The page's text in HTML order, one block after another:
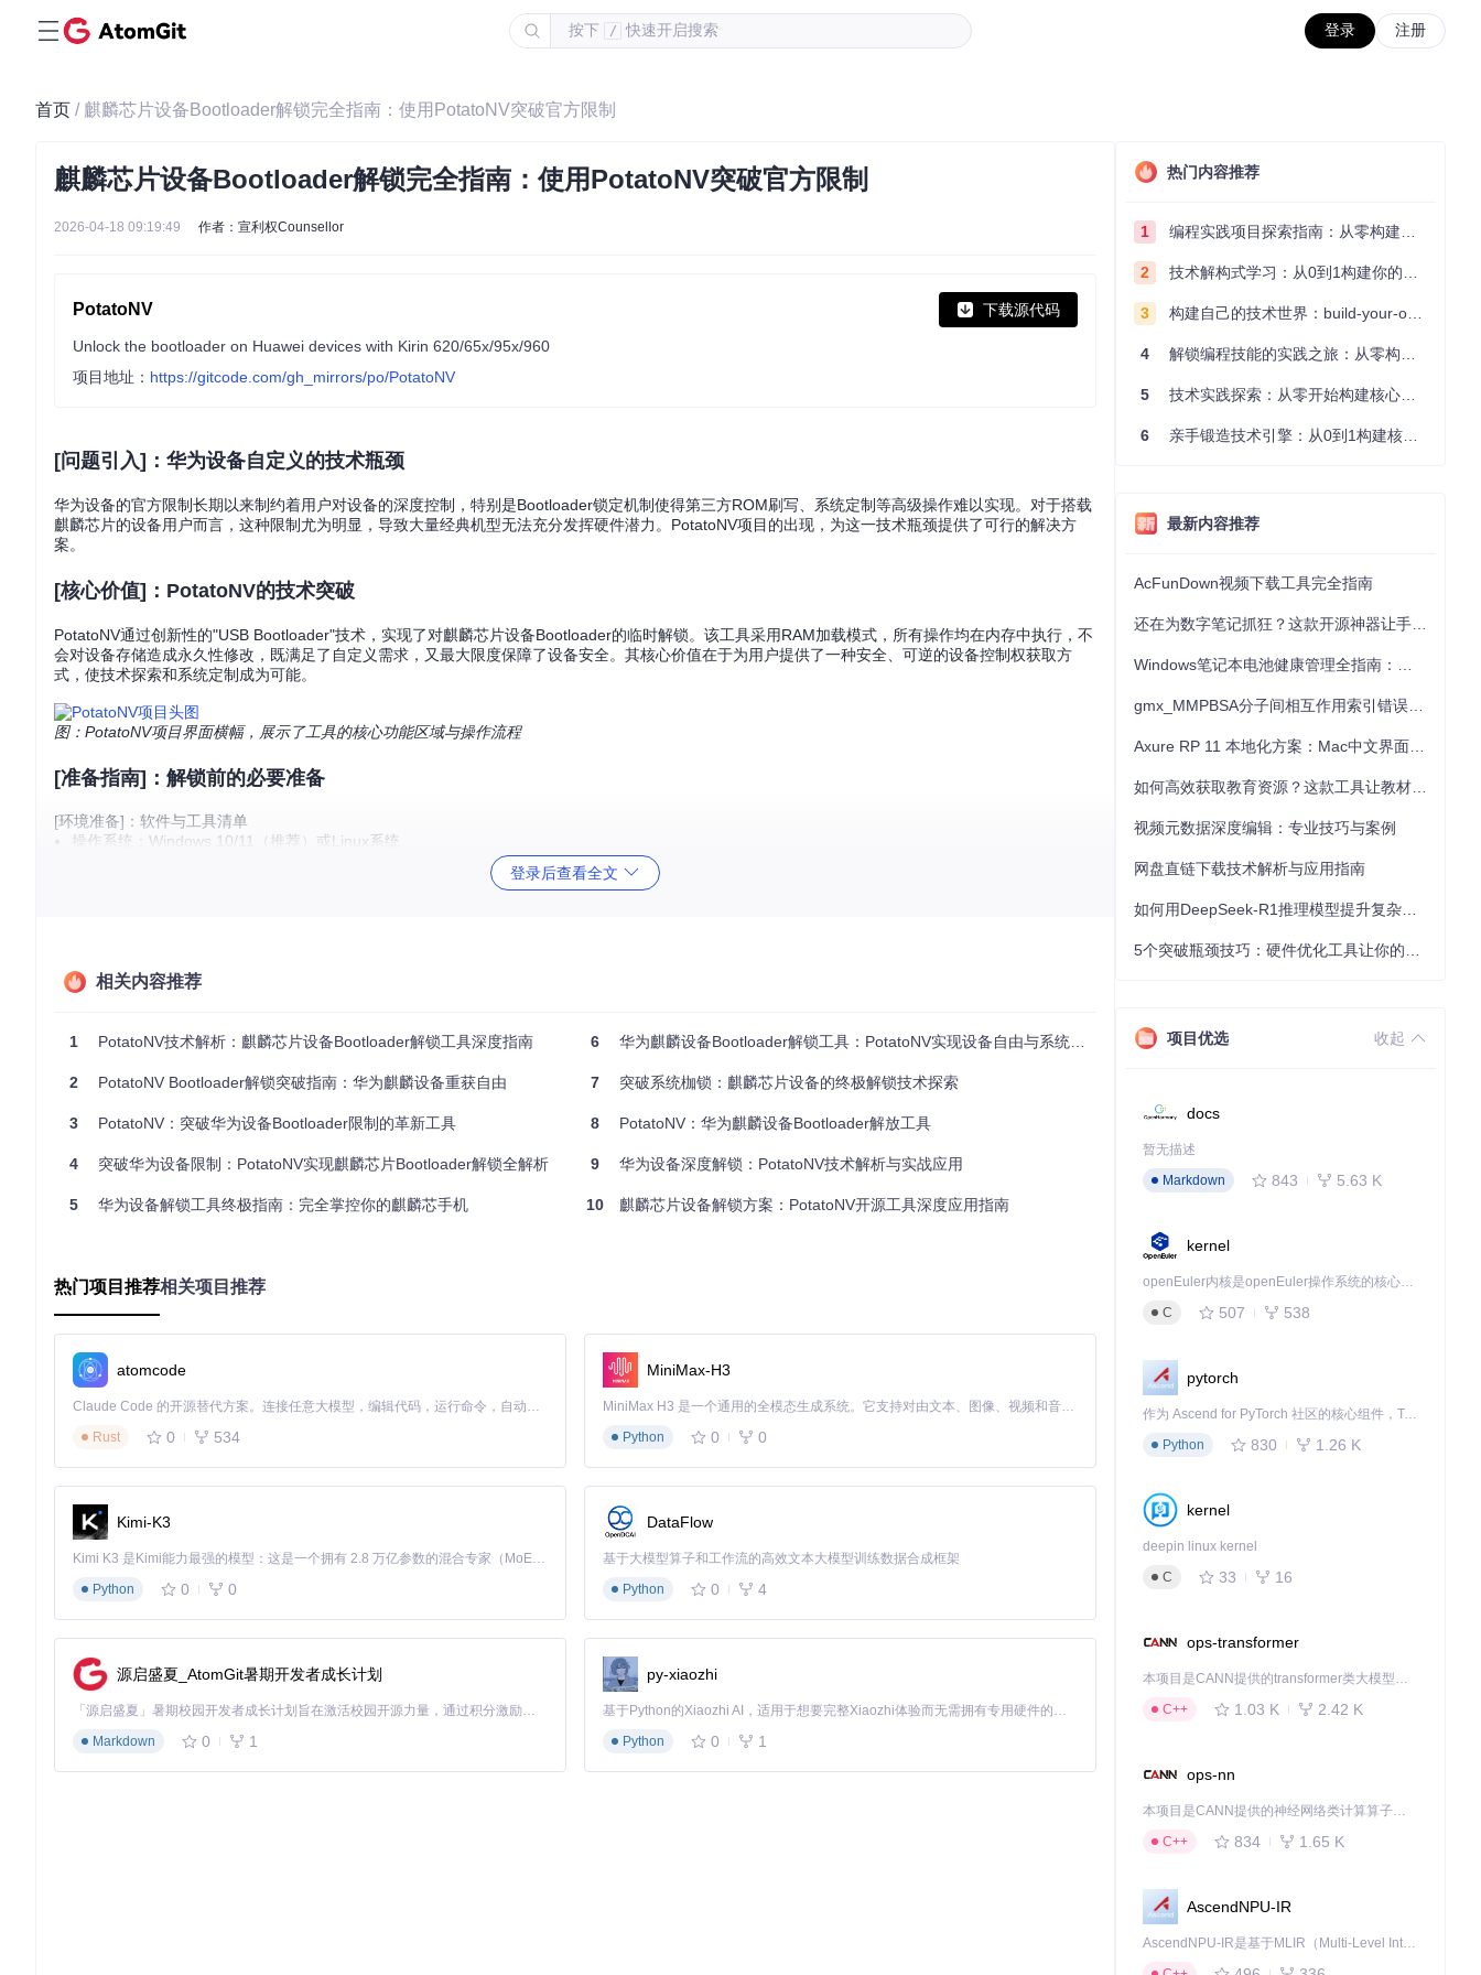
按下 / 快速开启搜索 登录 注册
首页 / 麒麟芯片设备Bootloader解锁完全指南：使用PotatoNV突破官方限制
麒麟芯片设备Bootloader解锁完全指南：使用PotatoNV突破官方限制
2026-04-18 09:19:49 作者：宣利权Counsellor
PotatoNV 下载源代码
Unlock the bootloader on Huawei devices with Kirin 620/65x/95x/960
项目地址： https://gitcode.com/gh_mirrors/po/PotatoNV
[问题引入]：华为设备自定义的技术瓶颈
华为设备的官方限制长期以来制约着用户对设备的深度控制，特别是Bootloader锁定机制使得第三方ROM刷写、系统定制等高级操作难以实现。对于搭载
麒麟芯片的设备用户而言，这种限制尤为明显，导致大量经典机型无法充分发挥硬件潜力。PotatoNV项目的出现，为这一技术瓶颈提供了可行的解决方
案。
[核心价值]：PotatoNV的技术突破
PotatoNV通过创新性的"USB Bootloader"技术，实现了对麒麟芯片设备Bootloader的临时解锁。该工具采用RAM加载模式，所有操作均在内存中执行，不
会对设备存储造成永久性修改，既满足了自定义需求，又最大限度保障了设备安全。其核心价值在于为用户提供了一种安全、可逆的设备控制权获取方
式，使技术探索和系统定制成为可能。
图：PotatoNV项目界面横幅，展示了工具的核心功能区域与操作流程
[准备指南]：解锁前的必要准备
[环境准备]：软件与工具清单
操作系统：Windows 10/11（推荐）或Linux系统
短接工具：导电镊子或专用测试点短接工具
辅助设备：USB数据线（建议使用原装线）、手机专用拆机工具套装
[适配清单]：支持的芯片与设备
[中高端芯片系列]
Kirin 950系列：华为P9系列、荣耀8 Pro、Mate 8等设备
[中端芯片系列]
Kirin 655/658系列：荣耀5C、麦芒5等设备
[分步教程]：PotatoNV解锁操作流程
[步骤一]：设备拆解与测试点定位
方法：
验证 ：成功看到主板上标记的测试点位置，未造成设备物理损坏
[步骤二]：进入工程下载模式
方法：
保持短接状态将设备通过USB连接至电脑
3秒后移开镊子，观察设备是否进入黑屏的工程模式
[步骤三]：执行Bootloader解锁
：通过PotatoNV完成Bootloader解锁流程
方法：
登录后查看全文
相关内容推荐
1 PotatoNV技术解析：麒麟芯片设备Bootloader解锁工具深度指南
2 PotatoNV Bootloader解锁突破指南：华为麒麟设备重获自由
3 PotatoNV：突破华为设备Bootloader限制的革新工具
4 突破华为设备限制：PotatoNV实现麒麟芯片Bootloader解锁全解析
5 华为设备解锁工具终极指南：完全掌控你的麒麟芯手机
6 华为麒麟设备Bootloader解锁工具：PotatoNV实现设备自由与系统定制指南
7 突破系统枷锁：麒麟芯片设备的终极解锁技术探索
8 PotatoNV：华为麒麟设备Bootloader解放工具
9 华为设备深度解锁：PotatoNV技术解析与实战应用
10 麒麟芯片设备解锁方案：PotatoNV开源工具深度应用指南
热门项目推荐相关项目推荐
atomcode
Claude Code 的开源替代方案。连接任意大模型，编辑代码，运行命令，自动验证 — 全自动执行。用 Rust 构建，极致性能。 ｜ An open-source alternative to Claude Code. Connect any LLM, edit code, run commands, and verify changes — autonomously. Built in Rust for speed. Get Started
Rust
0 534
MiniMax-H3
MiniMax H3 是一个通用的全模态生成系统。它支持对由文本、图像、视频和音频组成的多模态上下文进行统一理解，并能生成分辨率高达 2K、时长可达 15 秒的带原生立体声音频的视频。得益于面向任务泛化的系统设计，H3 在预训练阶段就已具备广泛的多模态上下文理解与生成能力，能够出色地执行复杂的多模态指令。
Python
0 0
Kimi-K3
Kimi K3 是Kimi能力最强的模型：这是一个拥有 2.8 万亿参数的混合专家（MoE）模型，具备原生视觉理解能力，并支持 100 万 token 的上下文窗口。
Python
0 0
DataFlow
基于大模型算子和工作流的高效文本大模型训练数据合成框架
Python
0 4
源启盛夏_AtomGit暑期开发者成长计划
「源启盛夏」暑期校园开发者成长计划旨在激活校园开源力量，通过积分激励、认证扶持、资源倾斜等形式，引导高校组织和开发者完成「入驻 — 建项目 — 做贡献 — 获认证 — 得资源」的完整闭环。无论你是想带领社团入驻平台的组织者，还是希望用代码贡献证明自己的开发者，都能在这里找到属于你的成长路径。
Markdown
0 1
py-xiaozhi
基于Python的Xiaozhi AI，适用于想要完整Xiaozhi体验而无需拥有专用硬件的用户。
Python
0 1
热门内容推荐
1 编程实践项目探索指南：从零构建技术能力体系
2 技术解构式学习：从0到1构建你的编程知识体系
3 构建自己的技术世界：build-your-own-x项目的实践探索指南
4 解锁编程技能的实践之旅：从零构建你的技术世界
5 技术实践探索：从零开始构建核心系统的实践指南
6 亲手锻造技术引擎：从0到1构建核心系统的实践指南
最新内容推荐
AcFunDown视频下载工具完全指南
视频元数据深度编辑：专业技巧与案例
网盘直链下载技术解析与应用指南
项目优选 收起
docs
暂无描述
Markdown
843 5.63 K
kernel
openEuler内核是openEuler操作系统的核心，既是系统性能与稳定性的基石，也是连接处理器、设备与服务的桥梁。
C
507 538
pytorch
作为 Ascend for PyTorch 社区的核心组件，TorchNPU 是昇腾专为 PyTorch 打造的深度学习适配插件，使 PyTorch 框架能够直接调用昇腾 NPU，为开发者提供昇腾 AI 处理器的超强算力。
Python
830 1.26 K
kernel
deepin linux kernel
C
33 16
ops-transformer
本项目是CANN提供的transformer类大模型算子库，实现网络在NPU上加速计算。
C++
1.03 K 2.42 K
ops-nn
本项目是CANN提供的神经网络类计算算子库，实现网络在NPU上加速计算。
C++
834 1.65 K
AscendNPU-IR
AscendNPU-IR是基于MLIR（Multi-Level Intermediate Representation）构建的，面向昇腾亲和算子编译时使用的中间表示，提供昇腾完备表达能力，通过编译优化提升昇腾AI处理器计算效率，支持通过生态框架使能昇腾AI处理器与深度调优